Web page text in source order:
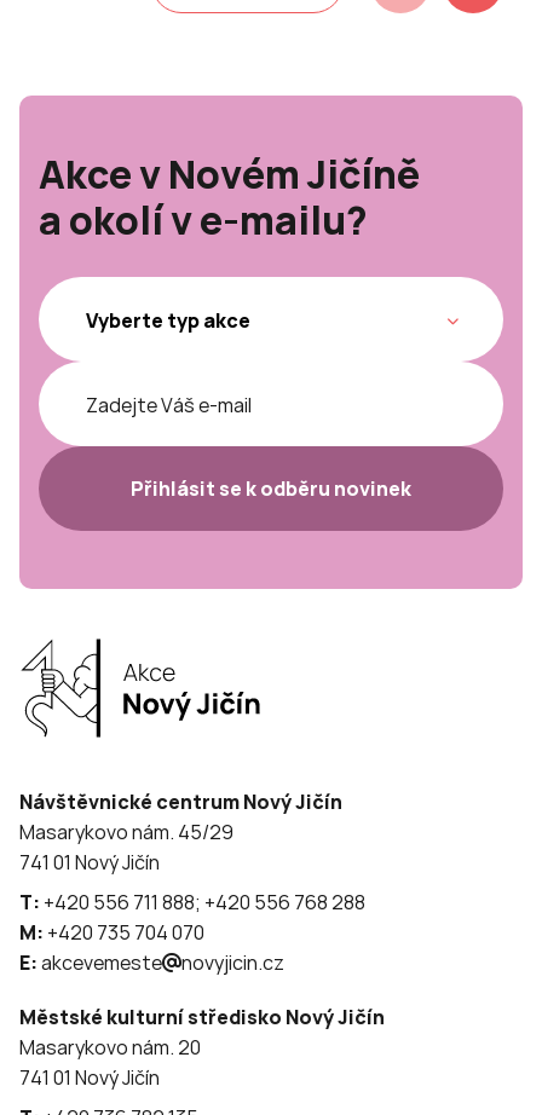
Akce v Novém Jičíně
a okolí v e-mailu?
Přihlásit se k odběru novinek
Návštěvnické centrum Nový Jičín
Masarykovo nám. 45/29
741 01 Nový Jičín
T: +420 556 711 888; +420 556 768 288
M: +420 735 704 070
E:akcevemeste novyjicin.cz
Městské kulturní středisko Nový Jičín
Masarykovo nám. 20
741 01 Nový Jičín